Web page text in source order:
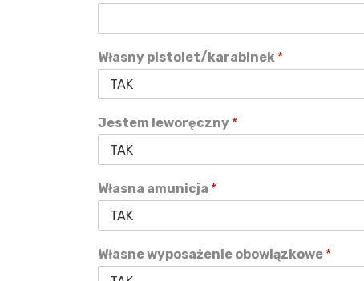
Własny pistolet/karabinek *
Jestem leworęczny *
Własna amunicja *
Własne wyposażenie obowiązkowe *